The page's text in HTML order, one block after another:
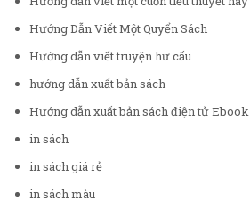
Hướng Dẫn Viết Một Quyển Sách
Hướng dẫn viết truyện hư cấu
hướng dẫn xuất bản sách
Hướng dẫn xuất bản sách điện tử Ebook
in sách
in sách giá rẻ
in sách màu